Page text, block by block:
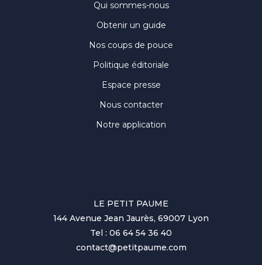
Qui sommes-nous
Obtenir un guide
Nos coups de pouce
Politique éditoriale
Espace presse
Nous contacter
Notre application
LE PETIT PAUME
144 Avenue Jean Jaurès, 69007 Lyon
Tel : 06 64 54 36 40
contact@petitpaume.com